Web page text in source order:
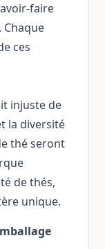
faire
ces
injuste de
la diversité
thé seront
de thés,
unique.